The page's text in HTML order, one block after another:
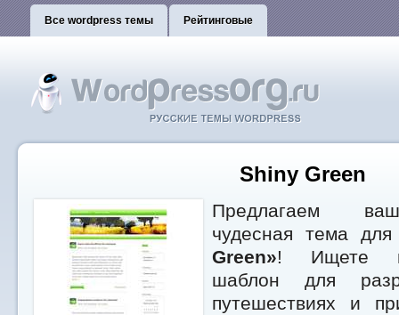
Все wordpress темы Рейтинговые
Shiny Green
Предлагаем
чудесная тема
Green»! Ищете
шаблон для
путешествиях и